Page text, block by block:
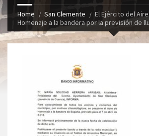
Home San Clemente
El Ejército del
Homenaje a la bandera por la previsión de